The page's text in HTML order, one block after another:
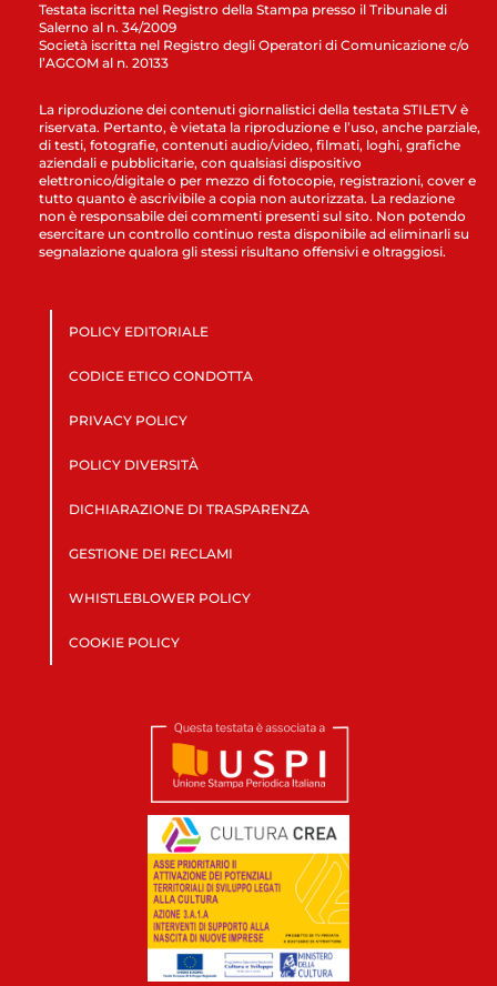
Testata iscritta nel Registro della Stampa presso il Tribunale di
Salerno al n. 34/2009
Società iscritta nel Registro degli Operatori di Comunicazione c/o
l’AGCOM al n. 20133
La riproduzione dei contenuti giornalistici della testata STILETV è
riservata. Pertanto, è vietata la riproduzione e l’uso, anche parziale,
di testi, fotografie, contenuti audio/video, filmati, loghi, grafiche
aziendali e pubblicitarie, con qualsiasi dispositivo
elettronico/digitale o per mezzo di fotocopie, registrazioni, cover e
tutto quanto è ascrivibile a copia non autorizzata. La redazione
non è responsabile dei commenti presenti sul sito. Non potendo
esercitare un controllo continuo resta disponibile ad eliminarli su
segnalazione qualora gli stessi risultano offensivi e oltraggiosi.
POLICY EDITORIALE
CODICE ETICO CONDOTTA
PRIVACY POLICY
POLICY DIVERSITÀ
DICHIARAZIONE DI TRASPARENZA
GESTIONE DEI RECLAMI
WHISTLEBLOWER POLICY
COOKIE POLICY